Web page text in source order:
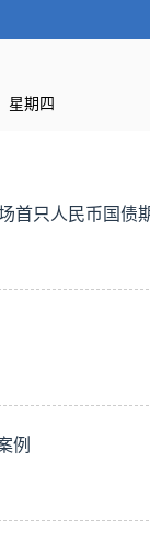
星期四
首只人民币国债
例